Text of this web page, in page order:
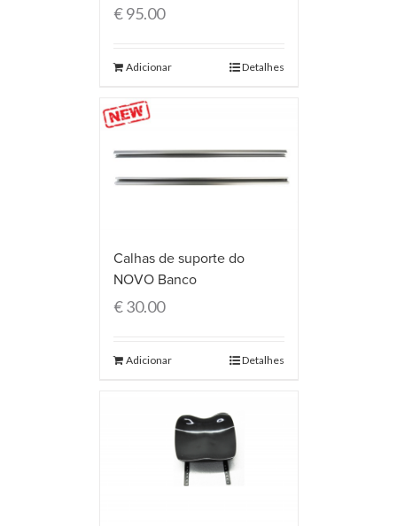
€95.00
Adicionar Detalhes
Calhas de suporte do
NOVO Banco
€30.00
Adicionar Detalhes